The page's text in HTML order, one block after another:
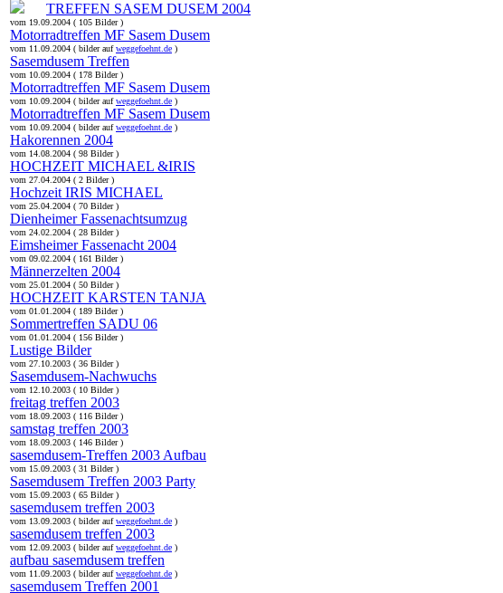
TREFFEN SASEM DUSEM 2004
vom 19.09.2004 ( 105 Bilder )
Motorradtreffen MF Sasem Dusem
vom 11.09.2004 ( bilder aufweggefoehnt.de )
Sasemdusem Treffen
vom 10.09.2004 ( 178 Bilder )
Motorradtreffen MF Sasem Dusem
vom 10.09.2004 ( bilder aufweggefoehnt.de )
Motorradtreffen MF Sasem Dusem
vom 10.09.2004 ( bilder aufweggefoehnt.de )
Hakorennen 2004
vom 14.08.2004 ( 98 Bilder )
HOCHZEIT MICHAEL &IRIS
vom 27.04.2004 ( 2 Bilder )
Hochzeit IRIS MICHAEL
vom 25.04.2004 ( 70 Bilder )
Dienheimer Fassenachtsumzug
vom 24.02.2004 ( 28 Bilder )
Eimsheimer Fassenacht 2004
vom 09.02.2004 ( 161 Bilder )
Männerzelten 2004
vom 25.01.2004 ( 50 Bilder )
HOCHZEIT KARSTEN TANJA
vom 01.01.2004 ( 189 Bilder )
Sommertreffen SADU 06
vom 01.01.2004 ( 156 Bilder )
Lustige Bilder
vom 27.10.2003 ( 36 Bilder )
Sasemdusem-Nachwuchs
vom 12.10.2003 ( 10 Bilder )
freitag treffen 2003
vom 18.09.2003 ( 116 Bilder )
samstag treffen 2003
vom 18.09.2003 ( 146 Bilder )
sasemdusem-Treffen 2003 Aufbau
vom 15.09.2003 ( 31 Bilder )
Sasemdusem Treffen 2003 Party
vom 15.09.2003 ( 65 Bilder )
sasemdusem treffen 2003
vom 13.09.2003 ( bilder aufweggefoehnt.de )
sasemdusem treffen 2003
vom 12.09.2003 ( bilder aufweggefoehnt.de )
aufbau sasemdusem treffen
vom 11.09.2003 ( bilder aufweggefoehnt.de )
sasemdusem Treffen 2001